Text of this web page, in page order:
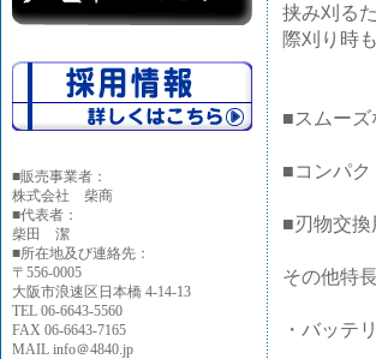
■販売事業者：
株式会社 柴商
■代表者：
柴田 潔
■所在地及び連絡先：
〒556-0005
大阪市浪速区日本橋 4-14-13
TEL 06-6643-5560
FAX 06-6643-7165
MAIL info＠4840.jp
挟み刈る
際刈り時
■スムーズ
■コンパク
■刃物交
その他特
・バッテ